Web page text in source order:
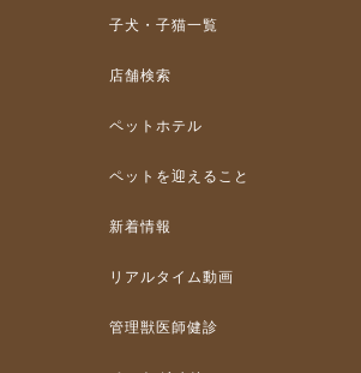
子犬・子猫一覧
店舗検索
ペットホテル
ペットを迎えること
新着情報
リアルタイム動画
管理獣医師健診